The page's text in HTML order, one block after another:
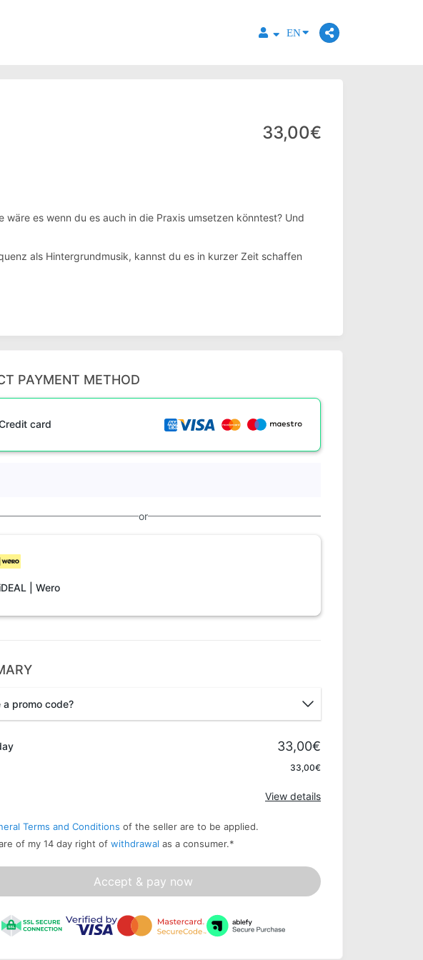
EN
33,00€
es wenn du es auch in die Praxis umsetzen könntest? Und
als Hintergrundmusik, kannst du es in kurzer Zeit schaffen
PAYMENT METHOD
card
or
iDEAL | Wero
a promo code?
33,00€
33,00€
View details
Terms and Conditions of the seller are to be applied.
of my 14 day right of withdrawal as a consumer.*
Accept & pay now